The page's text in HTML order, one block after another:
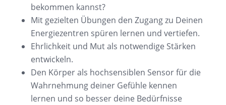
bekommen kannst?
Mit gezielten Übungen den Zugang zu Deinen
Energiezentren spüren lernen und vertiefen.
Ehrlichkeit und Mut als notwendige Stärken
entwickeln.
Den Körper als hochsensiblen Sensor für die
Wahrnehmung deiner Gefühle kennen
lernen und so besser deine Bedürfnisse